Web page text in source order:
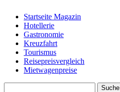
Startseite Magazin
Hotellerie
Gastronomie
Kreuzfahrt
Tourismus
Reisepreisvergleich
Mietwagenpreise
Suche